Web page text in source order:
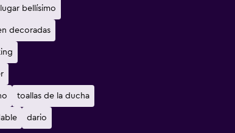
lugar bellísimo
decoradas
toallas de la ducha
dario